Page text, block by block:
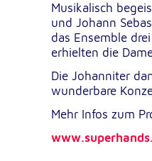
Musikalisch
und Johann
das Ensemble
erhielten die
Die Johanniter
wunderbare
Mehr Infos zum
Anbieter:
Zweck:
Google Maps